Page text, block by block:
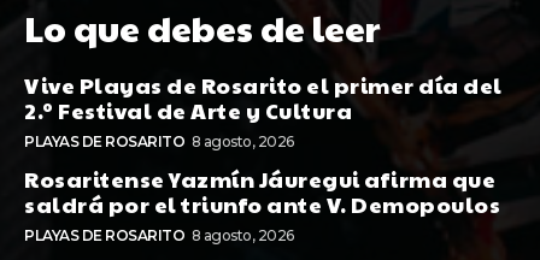
Lo que debes de leer
Vive Playas de Rosarito el primer día del
2.º Festival de Arte y Cultura
PLAYAS DE ROSARITO 8 agosto, 2026
Rosaritense Yazmín Jáuregui afirma que
saldrá por el triunfo ante V. Demopoulos
PLAYAS DE ROSARITO 8 agosto, 2026